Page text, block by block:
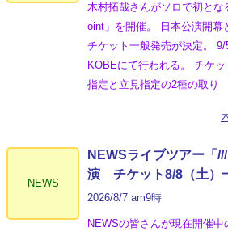
木村拓哉さんがソロで初と
oint」を開催。 日本公演開幕
チケット一般発売が決定。
KOBEにて行われる。 チケ
指定と立見指定の2種の取り
NEWS
NEWSライブツアー「
演 チケット8/8（土）
2026/8/7 am9時
NEWSの皆さんが現在開催